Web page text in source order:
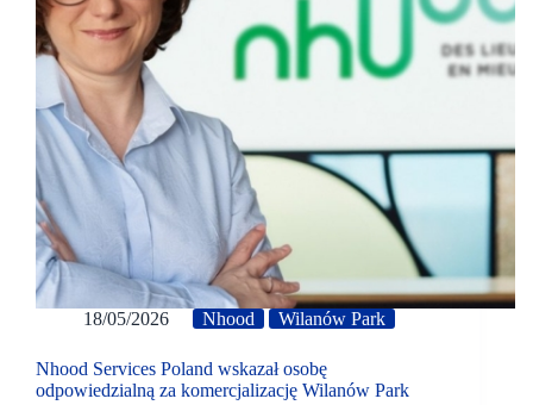
18/05/2026 Nhood Wilanów Park
Nhood Services Poland wskazał osobę
odpowiedzialną za komercjalizację Wilanów Park